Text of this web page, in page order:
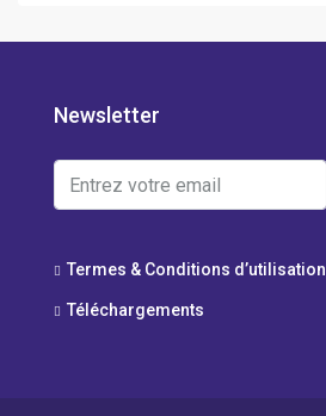
Newsletter
Termes & Conditions d’utilisation
Téléchargements